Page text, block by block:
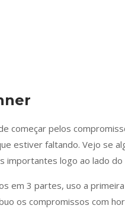
começar pelos
estiver faltando. Vejo se
importantes logo ao lado do
em 3 partes, uso a
os compromissos com